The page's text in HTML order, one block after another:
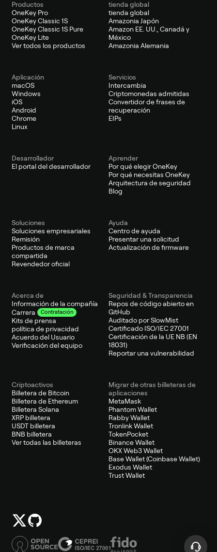
Productos
OneKey Pro
OneKey Classic 1S
OneKey Classic 1S Pure
OneKey Lite
Ver todos los productos
tienda global
tienda global
Amazonia Japón
Amazon EE. UU., Canadá y
México
Amazonia Alemania
Aplicación
macOS
Windows
iOS
Android
Chrome
Linux
Servicios
Intercambia
Criptomonedas admitidas
Convertidor de frases de
recuperación
EIPs
Desarrollador
El portal del desarrollador
Aprender
Por qué elegir OneKey
Por qué necesitas OneKey
Arquitectura de seguridad
Blog
Soluciones
Soluciones empresariales
Remisión
Productos de marca
compartida
Revendedor oficial
Ayuda
Centro de ayuda
Presentar una solicitud
Actualización de firmware
Acerca de
Información de la compañía
Carrera
Contratación
Kits de prensa
política de privacidad
Acuerdo del Usuario
Verificación del equipo
Seguridad & Transparencia
Repos de código abierto en
GitHub
Auditado por SlowMist
Certificado ISO/IEC 27001
Certificación de la UE NB (EN
18031)
Reportar una vulnerabilidad
Criptoactivos
Billetera de Bitcoin
Billetera de Ethereum
Billetera Solana
XRP billetera
USDT billetera
BNB billetera
Ver todas las billeteras
Migrar de otras billeteras de
aplicaciones
MetaMask
Phantom Wallet
Rabby Wallet
Tronlink Wallet
TokenPocket
Binance Wallet
OKX Web3 Wallet
Base Wallet (Coinbase Wallet)
Exodus Wallet
Trust Wallet